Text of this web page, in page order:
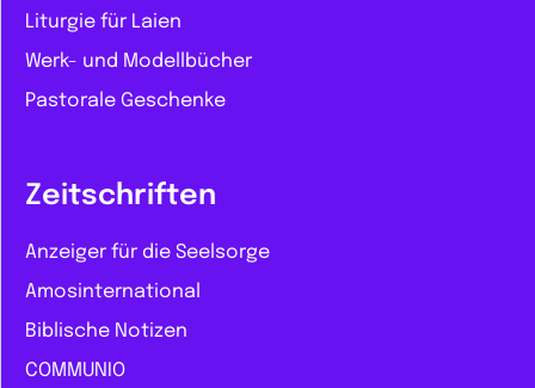
Liturgie für Laien
Werk- und Modellbücher
Pastorale Geschenke
Zeitschriften
Anzeiger für die Seelsorge
Amosinternational
Biblische Notizen
COMMUNIO